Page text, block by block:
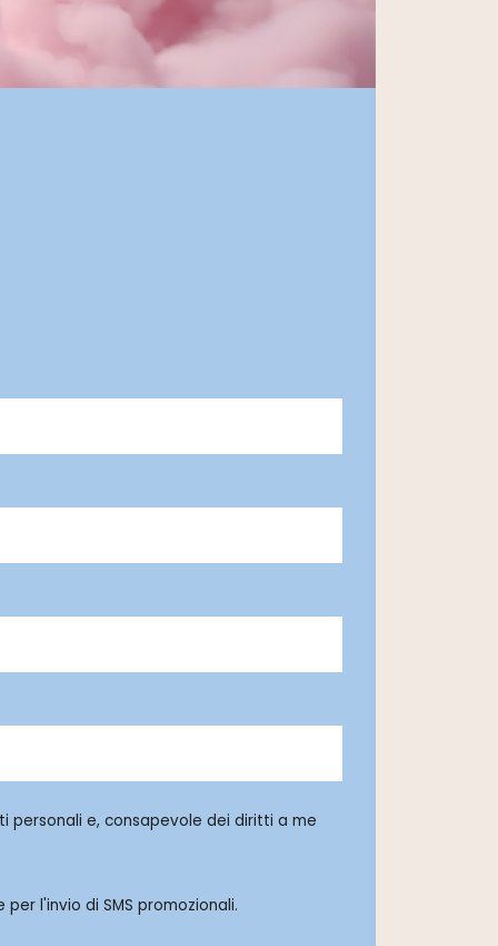
personali e, consapevole dei diritti a me
l'invio di SMS promozionali.